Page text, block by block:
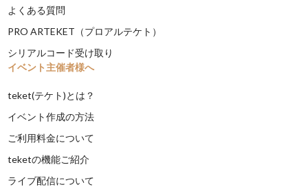
よくある質問
PRO ARTEKET（プロアルテケト）
シリアルコード受け取り
イベント主催者様へ
teket(テケト)とは？
イベント作成の方法
ご利用料金について
teketの機能ご紹介
ライブ配信について